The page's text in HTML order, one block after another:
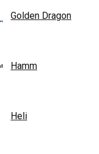
Golden Dragon
Hamm
Heli